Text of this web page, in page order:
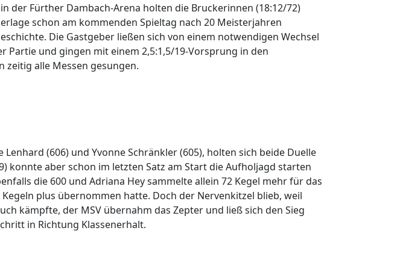
der Fürther Dambach-Arena holten die Bruckerinnen (18:12/72)
schon am kommenden Spieltag nach 20 Meisterjahren
Die Gastgeber ließen sich von einem notwendigen Wechsel
und gingen mit einem 2,5:1,5/19-Vorsprung in den
zeitig alle Messen gesungen.
(606) und Yvonne Schränkler (605), holten sich beide Duelle
konnte aber schon im letzten Satz am Start die Aufholjagd starten
die 600 und Adriana Hey sammelte allein 72 Kegel mehr für das
plus übernommen hatte. Doch der Nervenkitzel blieb, weil
kämpfte, der MSV übernahm das Zepter und ließ sich den Sieg
in Richtung Klassenerhalt.